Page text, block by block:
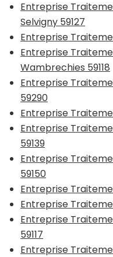
Entreprise
Selvigny 59127
Entreprise
Entreprise
Wambrechies 59118
Entreprise
59290
Entreprise
Entreprise
59139
Entreprise
59150
Entreprise
Entreprise
Entreprise
59117
Entreprise